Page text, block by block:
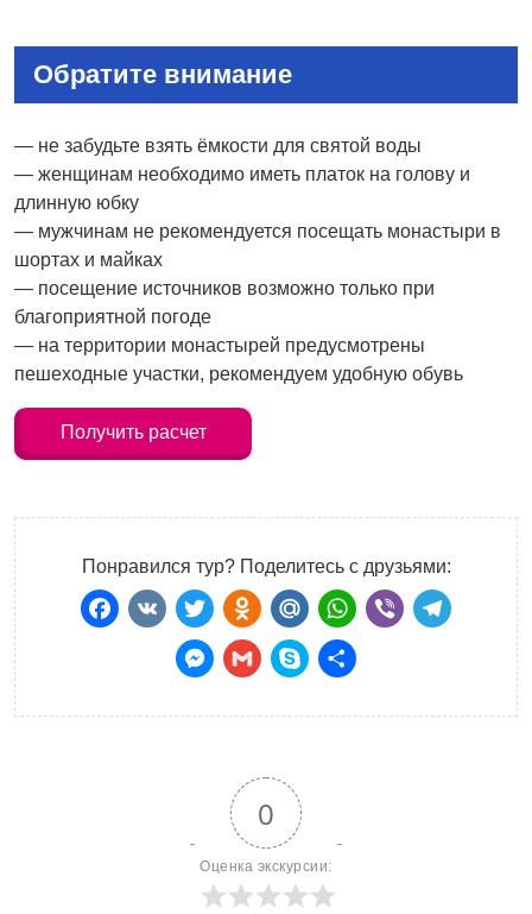
Обратите внимание
— не забудьте взять ёмкости для святой воды
— женщинам необходимо иметь платок на голову и
длинную юбку
— мужчинам не рекомендуется посещать монастыри в
шортах и майках
— посещение источников возможно только при
благоприятной погоде
— на территории монастырей предусмотрены
пешеходные участки, рекомендуем удобную обувь
Получить расчет
Понравился тур? Поделитесь с друзьями:
Facebook
VKTwitter
Odnoklassniki
Mail.Ru
WhatsApp
Отправить
0
Оценка экскурсии: